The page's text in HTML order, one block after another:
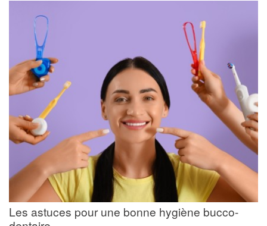
Les astuces pour une bonne hygiène bucco-